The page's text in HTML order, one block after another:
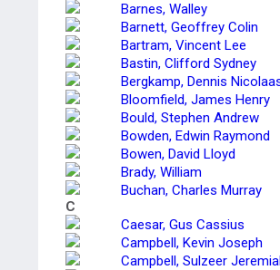
Barnes, Walley
Barnett, Geoffrey Colin
Bartram, Vincent Lee
Bastin, Clifford Sydney
Bergkamp, Dennis
Bloomfield, James Henry
Bould, Stephen Andrew
Bowden, Edwin Raymond
Bowen, David Lloyd
Brady, William
Buchan, Charles Murray
C
Caesar, Gus Cassius
Campbell, Kevin Joseph
Campbell, Sulzeer